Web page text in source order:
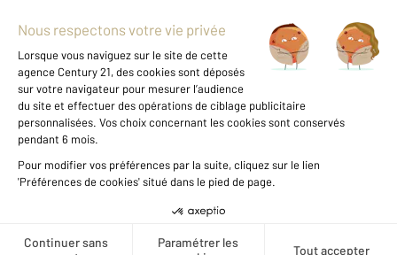
À propos
International
Nous contacter
Données personnelles
Gestionnaire des cookies